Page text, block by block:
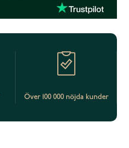
Över 100 000 nöjda kunder